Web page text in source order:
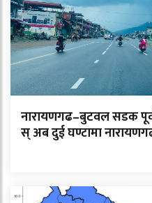
नारायणगढ–बुटवल सडक
स् अब दुई घण्टामा